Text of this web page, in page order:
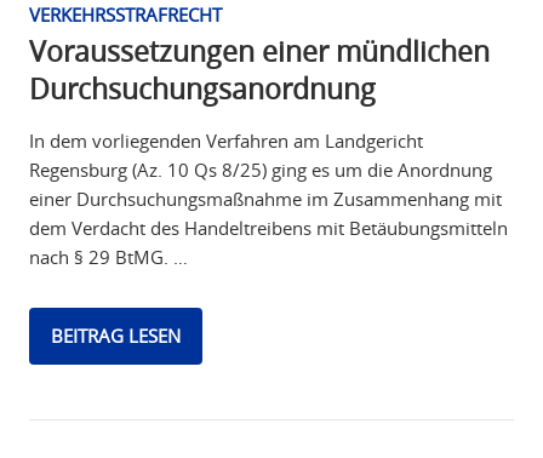
VERKEHRSSTRAFRECHT
Voraussetzungen einer mündlichen
Durchsuchungsanordnung
In dem vorliegenden Verfahren am Landgericht
Regensburg (Az. 10 Qs 8/25) ging es um die Anordnung
einer Durchsuchungsmaßnahme im Zusammenhang mit
dem Verdacht des Handeltreibens mit Betäubungsmitteln
nach § 29 BtMG. …
BEITRAG LESEN